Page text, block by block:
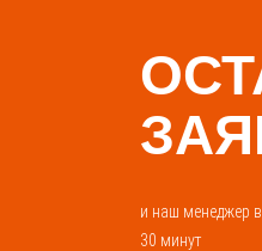
и наш менеджер
30 минут